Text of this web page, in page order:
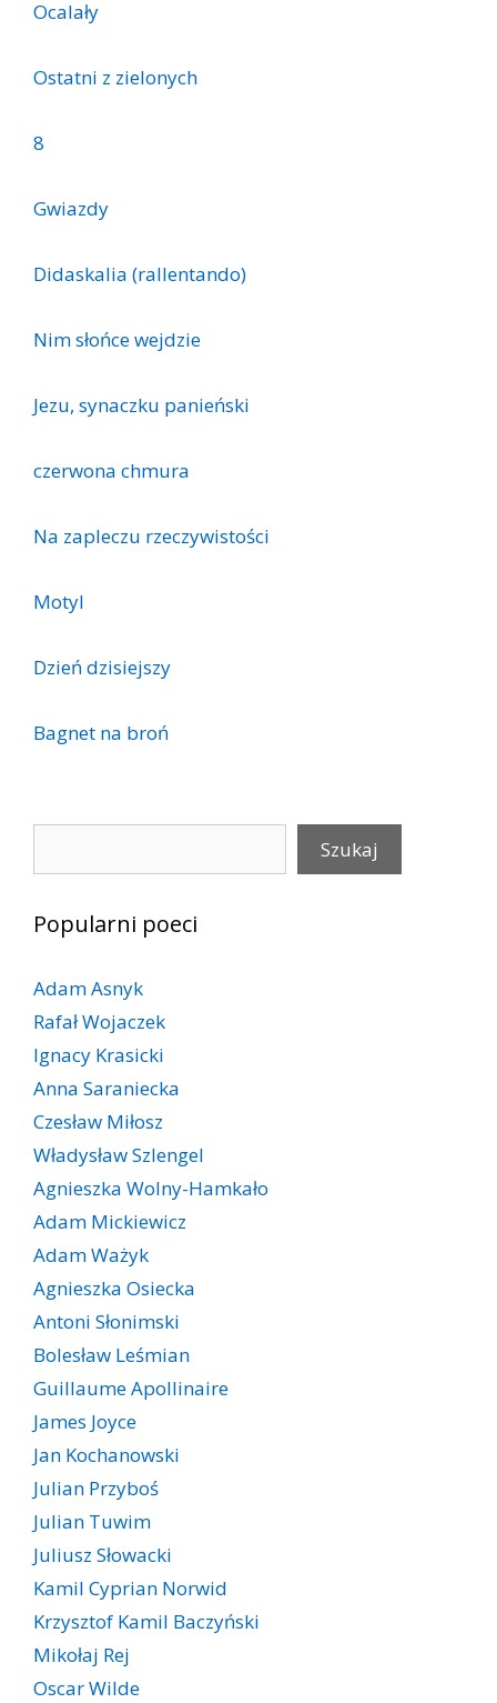
Ocalały
Ostatni z zielonych
8
Gwiazdy
Didaskalia (rallentando)
Nim słońce wejdzie
Jezu, synaczku panieński
czerwona chmura
Na zapleczu rzeczywistości
Motyl
Dzień dzisiejszy
Bagnet na broń
Szukaj
Popularni poeci
Adam Asnyk
Rafał Wojaczek
Ignacy Krasicki
Anna Saraniecka
Czesław Miłosz
Władysław Szlengel
Agnieszka Wolny-Hamkało
Adam Mickiewicz
Adam Ważyk
Agnieszka Osiecka
Antoni Słonimski
Bolesław Leśmian
Guillaume Apollinaire
James Joyce
Jan Kochanowski
Julian Przyboś
Julian Tuwim
Juliusz Słowacki
Kamil Cyprian Norwid
Krzysztof Kamil Baczyński
Mikołaj Rej
Oscar Wilde